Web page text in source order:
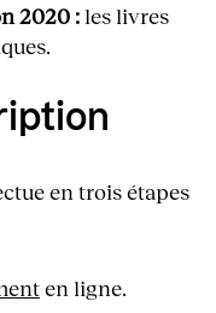
2020 :les livres
en trois étapes
en ligne.